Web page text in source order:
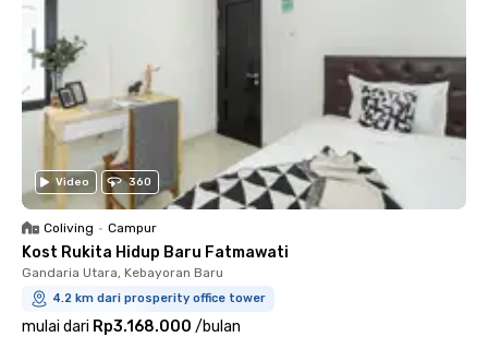
Video 360
Coliving • Campur
Kost Rukita Hidup Baru Fatmawati
Gandaria Utara, Kebayoran Baru
4.2 km dari prosperity office tower
mulai dari Rp3.168.000 /bulan